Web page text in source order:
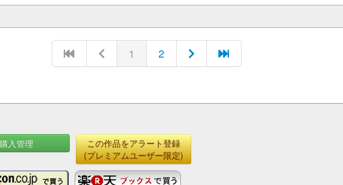
1 2
購入管理
この作品をアラート登録
(プレミアムユーザー限定)